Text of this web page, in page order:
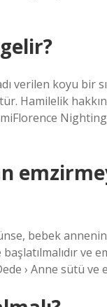
verilen koyu bir
Hamilelik
bebek
ve
› Anne sütü ve